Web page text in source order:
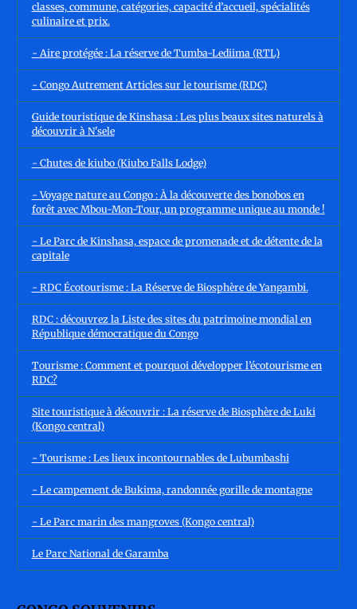
classes, commune, catégories, capacité d’accueil, spécialités
culinaire et prix.
- Aire protégée : La réserve de Tumba-Lediima (RTL)
- Congo Autrement Articles sur le tourisme (RDC)
Guide touristique de Kinshasa : Les plus beaux sites naturels à
découvrir à N'sele
- Chutes de kiubo (Kiubo Falls Lodge)
- Voyage nature au Congo : À la découverte des bonobos en
forêt avec Mbou-Mon-Tour, un programme unique au monde !
- Le Parc de Kinshasa, espace de promenade et de détente de la
capitale
- RDC Écotourisme : La Réserve de Biosphère de Yangambi.
RDC : découvrez la Liste des sites du patrimoine mondial en
République démocratique du Congo
Tourisme : Comment et pourquoi développer l’écotourisme en
RDC?
Site touristique à découvrir : La réserve de Biosphère de Luki
(Kongo central)
- Tourisme : Les lieux incontournables de Lubumbashi
- Le campement de Bukima, randonnée gorille de montagne
- Le Parc marin des mangroves (Kongo central)
Le Parc National de Garamba